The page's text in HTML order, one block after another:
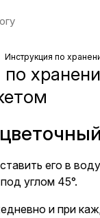
Инструкция по
по
его в
углом 45°.
и при